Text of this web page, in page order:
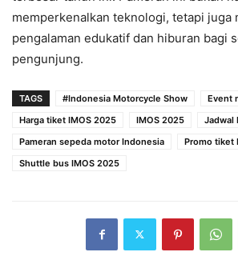
memperkenalkan teknologi, tetapi juga
pengalaman edukatif dan hiburan bagi
pengunjung.
TAGS #Indonesia Motorcycle Show
Event
Harga tiket IMOS 2025
IMOS 2025
Jadwal
Pameran sepeda motor Indonesia
Promo tiket
Shuttle bus IMOS 2025